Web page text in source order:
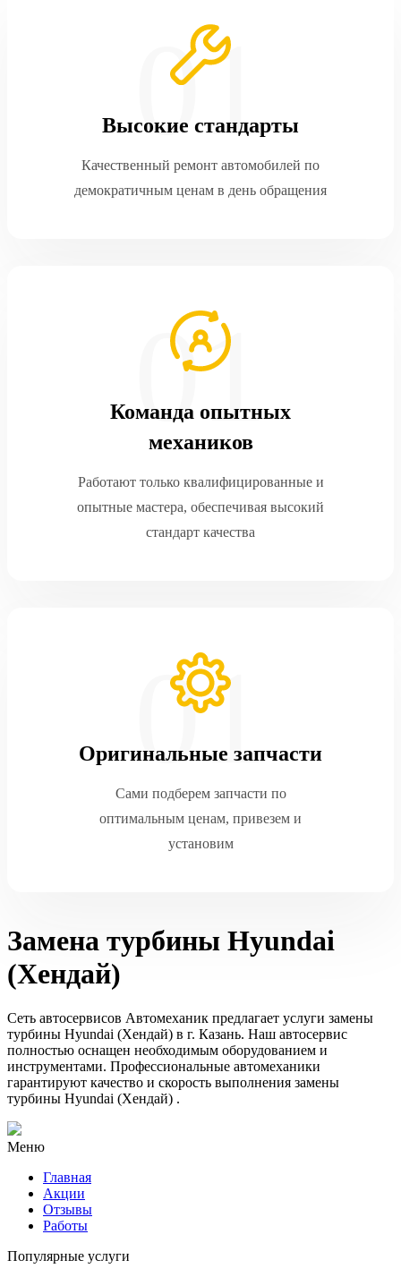
Высокие стандарты
Качественный ремонт автомобилей по
демократичным ценам в день обращения
Команда опытных
механиков
Работают только квалифицированные и
опытные мастера, обеспечивая высокий
стандарт качества
Оригинальные запчасти
Сами подберем запчасти по
оптимальным ценам, привезем и
установим
Замена турбины Hyundai
(Хендай)
Сеть автосервисов Автомеханик предлагает услуги замены
турбины Hyundai (Хендай) в г. Казань. Наш автосервис
полностью оснащен необходимым оборудованием и
инструментами. Профессиональные автомеханики
гарантируют качество и скорость выполнения замены
турбины Hyundai (Хендай) .
Меню
Главная
Акции
Отзывы
Работы
Популярные услуги